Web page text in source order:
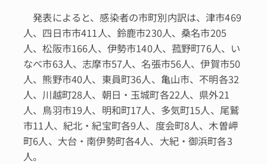
発表によると、感染者の市町別内訳は、津市469
人、四日市市411人、鈴鹿市230人、桑名市205
人、松阪市166人、伊勢市140人、菰野町76人、い
なべ市63人、志摩市57人、名張市56人、伊賀市50
人、熊野市40人、東員町36人、亀山市、不明各32
人、川越町28人、朝日・玉城町各22人、県外21
人、鳥羽市19人、明和町17人、多気町15人、尾鷲
市11人、紀北・紀宝町各9人、度会町8人、木曽岬
町6人、大台・南伊勢町各4人、大紀・御浜町各3
人。